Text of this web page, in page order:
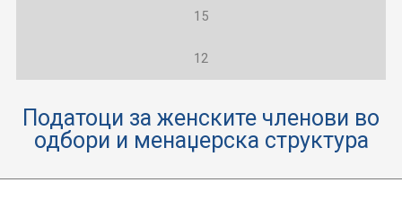
15
12
Податоци за женските членови во
одбори и менаџерска структура